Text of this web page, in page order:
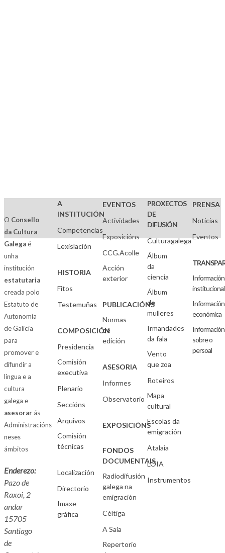
O Consello
da Cultura
Galegaé
unha
institución
estatutaria
creada polo
Estatuto de
Autonomía
de Galicia
para
promover e
difundir a
lingua e a
cultura
galega e
asesorarás
Administracións
neses
ámbitos
Enderezo:
Pazo de
Raxoi, 2
andar
15705
Santiago
de
A
INSTITUCIÓN
Competencias
Lexislación
HISTORIA
Fitos
Testemuñas
COMPOSICIÓN
Presidencia
Comisión
executiva
Plenario
Seccións
Arquivos
Comisión
técnicas
Localización
Directorio
Imaxe
gráfica
EVENTOS
Actividades
Exposicións
CCG.Acolle
Acción
exterior
PUBLICACIÓNS
Normas
de
edición
ASESORIA
Informes
Observatorio
EXPOSICIÓNS
FONDOS
DOCUMENTAIS
Radiodifusión
galega na
emigración
Céltiga
A Saia
Repertorio
PROXECTOS
DE
DIFUSIÓN
Culturagalega
Álbum
da
ciencia
Álbum
de
mulleres
Irmandades
da fala
Vento
que zoa
Roteiros
Mapa
cultural
Escolas da
emigración
Atalaia
LOIA
Instrumentos
PRENSA
Noticias
Eventos
Información
institucional
Información
económica
Información
sobre o
persoal